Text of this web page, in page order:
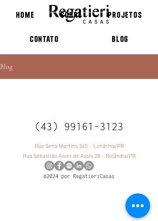
Home Sobre Projetos
Contato Blog
Blog
(43) 99161-3123
Rua Sena Martins 365 - Londrina/PR
Rua Sebastião Alves de Assis 38 - Rolândia/PR
©2024 por RegatieriCasas